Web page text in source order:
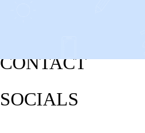
CONTACT
SOCIALS